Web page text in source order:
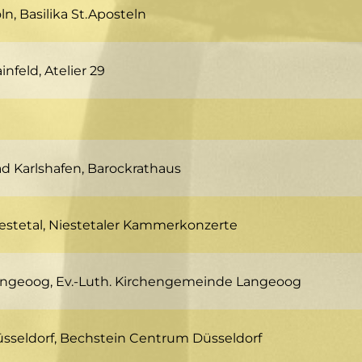
Basilika St.Aposteln
Atelier 29
Klangwelten – Von Beethoven bis
Klangwelten – Von Beethoven bis
Karlshafen, Barockrathaus
Bad Karlshafen
Niestetaler Kammerkonzerte
NiestetalEv.-Luth. Kirchengemeinde Langeoog
LangeoogBechstein Centrum Düsseldorf